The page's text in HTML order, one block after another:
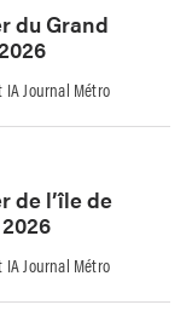
du Grand
IA Journal Métro
de l’île de
IA Journal Métro